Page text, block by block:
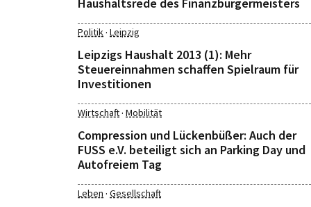
Politik· Leipzig
Leipzigs Haushalt 2013 (1): Mehr
Steuereinnahmen schaffen Spielraum für
Investitionen
Wirtschaft· Mobilität
Compression und Lückenbüßer: Auch der
FUSS e.V. beteiligt sich an Parking Day und
Autofreiem Tag
Leben · Gesellschaft